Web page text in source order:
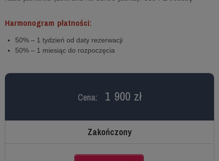
Harmonogram płatności:
50% – 1 tydzień od daty rezerwacji
50% – 1 miesiąc do rozpoczęcia
Cena: 1 900 zł
Zakończony